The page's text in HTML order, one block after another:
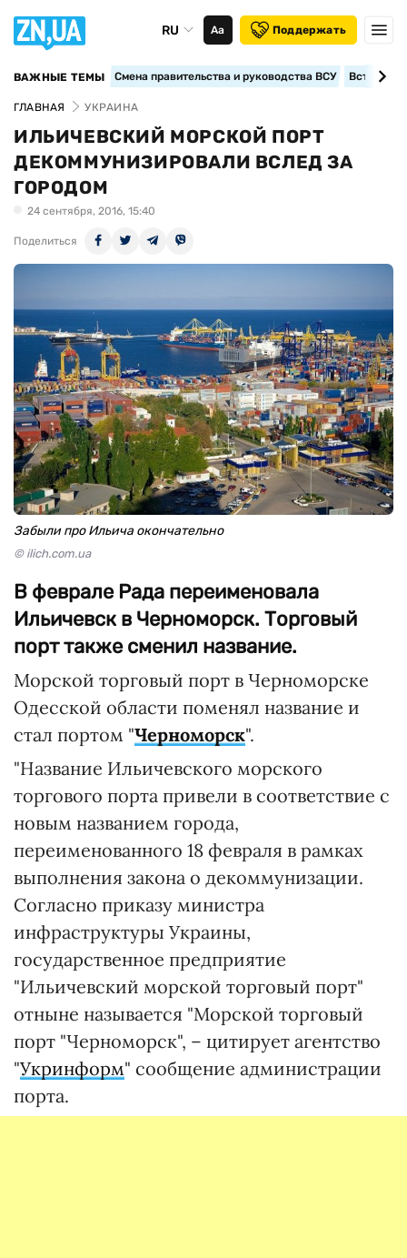
RU Аа Поддержать
ВАЖНЫЕ ТЕМЫ Смена правительства и руководства ВСУ
ГЛАВНАЯ УКРАИНА
ИЛЬИЧЕВСКИЙ МОРСКОЙ ПОРТ
ДЕКОММУНИЗИРОВАЛИ ВСЛЕД ЗА
ГОРОДОМ
24 сентября, 2016, 15:40
Поделиться
Забыли про Ильича окончательно
© ilich.com.ua
В феврале Рада переименовала
Ильичевск в Черноморск. Торговый
порт также сменил название.
Морской торговый порт в Черноморске
Одесской области поменял название и
стал портом "Черноморск".
"Название Ильичевского морского
торгового порта привели в соответствие с
новым названием города,
переименованного 18 февраля в рамках
выполнения закона о декоммунизации.
Согласно приказу министра
инфраструктуры Украины,
государственное предприятие
"Ильичевский морской торговый порт"
отныне называется "Морской торговый
порт "Черноморск", – цитирует агентство
"Укринформ" сообщение администрации
порта.